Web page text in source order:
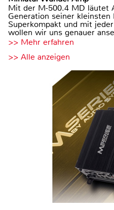
Mit der M-500.4 MD läutet
Generation seiner kleinsten
Superkompakt und mit
wollen wir uns genauer
>> Mehr erfahren
>> Alle anzeigen